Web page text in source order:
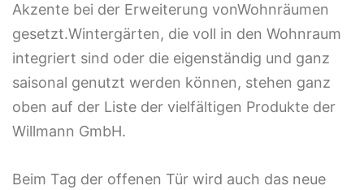
Akzente bei der Erweiterung vonWohnräumen
gesetzt.Wintergärten, die voll in den Wohnraum
integriert sind oder die eigenständig und ganz
saisonal genutzt werden können, stehen ganz
oben auf der Liste der vielfältigen Produkte der
Willmann GmbH.
Beim Tag der offenen Tür wird auch das neue